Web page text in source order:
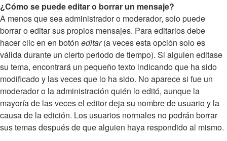
¿Cómo se puede editar o borrar un mensaje?
A menos que sea administrador o moderador, solo puede
borrar o editar sus propios mensajes. Para editarlos debe
hacer clic en en botón editar(a veces esta opción solo es
válida durante un cierto periodo de tiempo). Si alguien editase
su tema, encontrará un pequeño texto indicando que ha sido
modificado y las veces que lo ha sido. No aparece si fue un
moderador o la administración quién lo editó, aunque la
mayoría de las veces el editor deja su nombre de usuario y la
causa de la edición. Los usuarios normales no podrán borrar
sus temas después de que alguien haya respondido al mismo.